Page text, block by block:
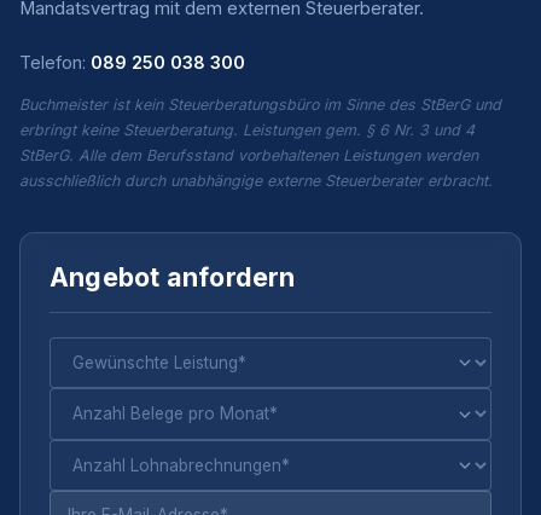
Mandatsvertrag mit dem externen Steuerberater.
Telefon: 089 250 038 300
Buchmeister ist kein Steuerberatungsbüro im Sinne des StBerG und
erbringt keine Steuerberatung. Leistungen gem. § 6 Nr. 3 und 4
StBerG. Alle dem Berufsstand vorbehaltenen Leistungen werden
ausschließlich durch unabhängige externe Steuerberater erbracht.
Angebot anfordern